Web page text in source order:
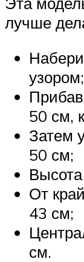
лучше
узором;
50 см,
Затем
50 см;
От
43 см;
см.